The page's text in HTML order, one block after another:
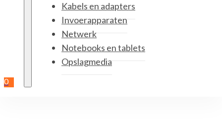
0
Kabels en adapters
Invoerapparaten
Netwerk
Notebooks en tablets
Opslagmedia